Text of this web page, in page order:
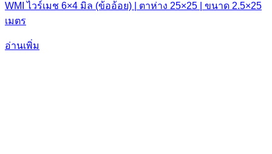
WMI ไวร์เมช 6×4 มิล (ข้ออ้อย) | ตาห่าง 25×25 | ขนาด 2.5×25
เมตร
อ่านเพิ่ม